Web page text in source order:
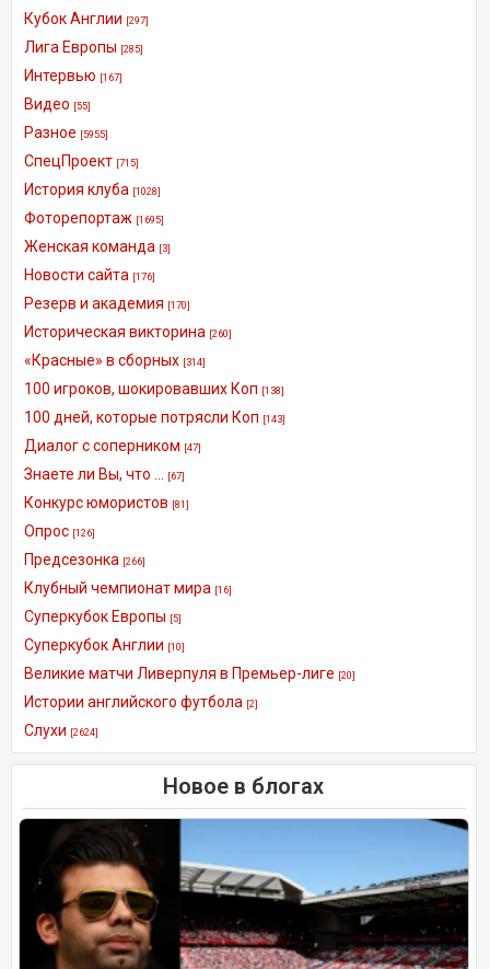
Кубок Англии [297]
Лига Европы [285]
Интервью [167]
Видео [55]
Разное [5955]
СпецПроект [715]
История клуба [1028]
Фоторепортаж [1695]
Женская команда [3]
Новости сайта [176]
Резерв и академия [170]
Историческая викторина [260]
«Красные» в сборных [314]
100 игроков, шокировавших Коп [138]
100 дней, которые потрясли Коп [143]
Диалог с соперником [47]
Знаете ли Вы, что ... [67]
Конкурс юмористов [81]
Опрос [126]
Предсезонка [266]
Клубный чемпионат мира [16]
Суперкубок Европы [5]
Суперкубок Англии [10]
Великие матчи Ливерпуля в Премьер-лиге [20]
Истории английского футбола [2]
Слухи [2624]
Новое в блогах